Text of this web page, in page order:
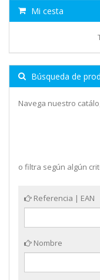
Mi cesta
Búsqueda de
Navega nuestro
o filtra según algún
Referencia | EAN
Nombre